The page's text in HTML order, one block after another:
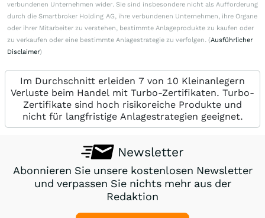
verbundenen Unternehmen wider. Sie sind insbesondere nicht als Aufforderung
durch die Smartbroker Holding AG, ihre verbundenen Unternehmen, ihre Organe
oder ihrer Mitarbeiter zu verstehen, bestimmte Anlageprodukte zu kaufen oder
zu verkaufen oder eine bestimmte Anlagestrategie zu verfolgen. (Ausführlicher
Disclaimer)
Im Durchschnitt erleiden 7 von 10 Kleinanlegern
Verluste beim Handel mit Turbo-Zertifikaten. Turbo-
Zertifikate sind hoch risikoreiche Produkte und
nicht für langfristige Anlagestrategien geeignet.
Newsletter
Abonnieren Sie unsere kostenlosen Newsletter
und verpassen Sie nichts mehr aus der
Redaktion